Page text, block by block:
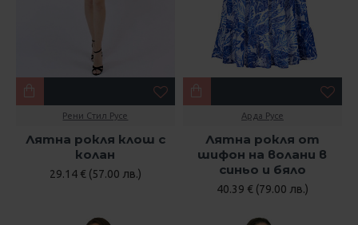
Рени Стил Русе
Лятна рокля клош с
колан
29.14 € (57.00 лв.)
Арда Русе
Лятна рокля от
шифон на волани в
синьо и бяло
40.39 € (79.00 лв.)